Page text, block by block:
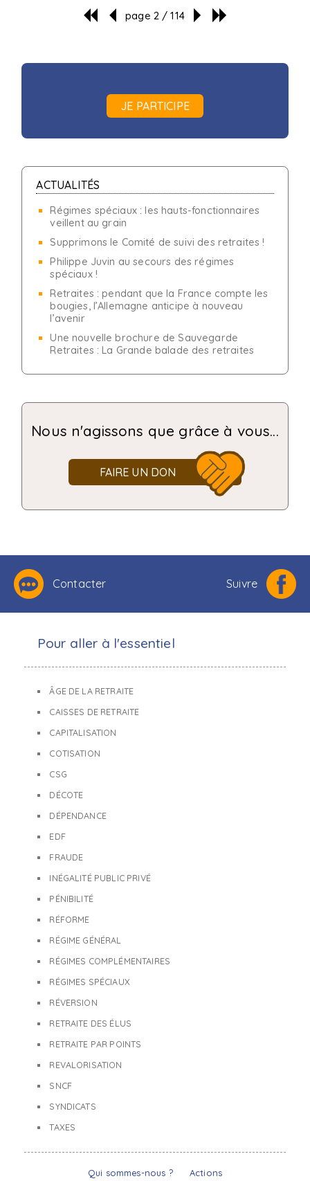
page 2 / 114
JE PARTICIPE
ACTUALITÉS
Régimes spéciaux : les hauts-fonctionnaires
veillent au grain
Supprimons le Comité de suivi des retraites !
Philippe Juvin au secours des régimes
spéciaux !
Retraites : pendant que la France compte les
bougies, l’Allemagne anticipe à nouveau
l’avenir
Une nouvelle brochure de Sauvegarde
Retraites : La Grande balade des retraites
Nous n'agissons que grâce à vous...
FAIRE UN DON
Contacter Suivre
Pour aller à l'essentiel
ÂGE DE LA RETRAITE
CAISSES DE RETRAITE
CAPITALISATION
COTISATION
CSG
DÉCOTE
DÉPENDANCE
EDF
FRAUDE
INÉGALITÉ PUBLIC PRIVÉ
PÉNIBILITÉ
RÉFORME
RÉGIME GÉNÉRAL
RÉGIMES COMPLÉMENTAIRES
RÉGIMES SPÉCIAUX
RÉVERSION
RETRAITE DES ÉLUS
RETRAITE PAR POINTS
REVALORISATION
SNCF
SYNDICATS
TAXES
Qui sommes-nous ? Actions